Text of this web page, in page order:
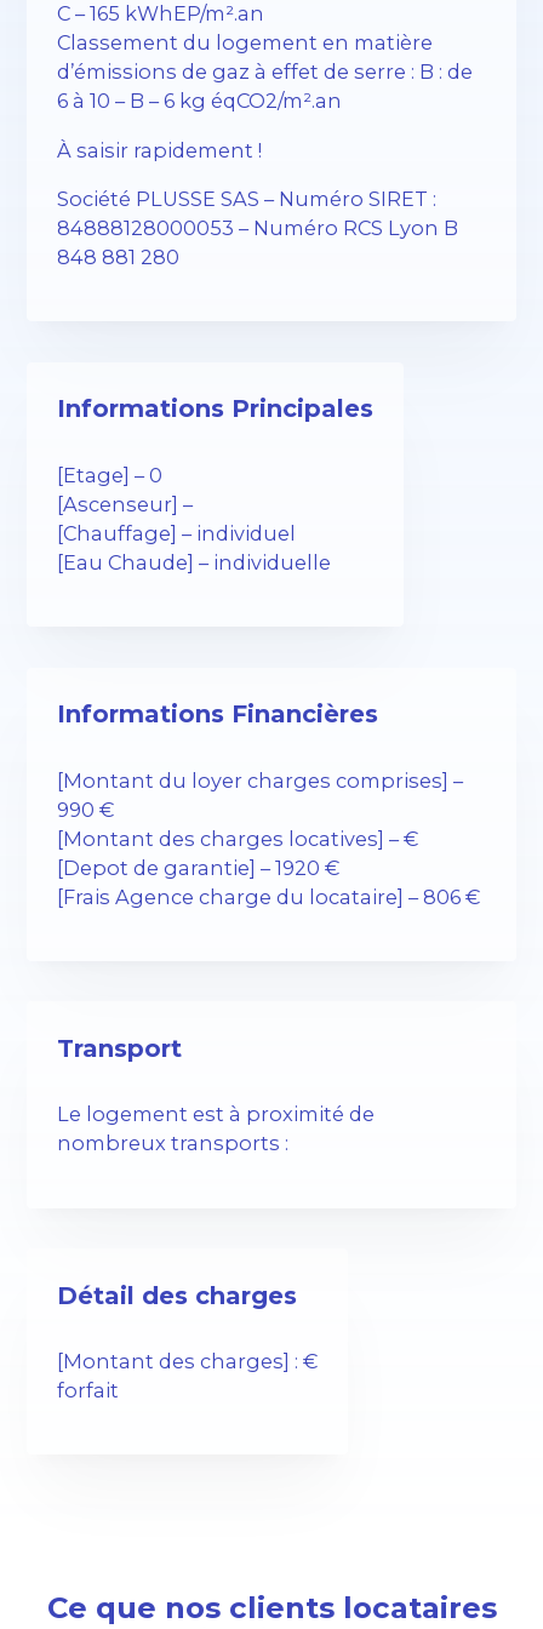
C – 165 kWhEP/m².an
Classement du logement en matière
d’émissions de gaz à effet de serre : B : de
6 à 10 – B – 6 kg éqCO2/m².an
À saisir rapidement !
Société PLUSSE SAS – ​​Numéro SIRET :
84888128000053 – Numéro RCS Lyon B
848 881 280
Informations Principales
[Etage] – 0
[Ascenseur] –
[Chauffage] – individuel
[Eau Chaude] – individuelle
Informations Financières
[Montant du loyer charges comprises] –
990 €
[Montant des charges locatives] – €
[Depot de garantie] – 1920 €
[Frais Agence charge du locataire] – 806 €
Transport
Le logement est à proximité de
nombreux transports :
Détail des charges
[Montant des charges] : €
forfait
Ce que nos clients locataires